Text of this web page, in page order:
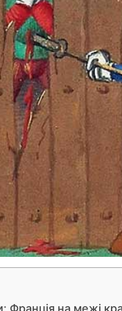
Франція на межі